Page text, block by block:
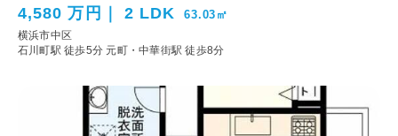
4,580 万円 2 LDK 63.03㎡
横浜市中区
石川町駅 徒歩5分元町・中華街駅 徒歩8分